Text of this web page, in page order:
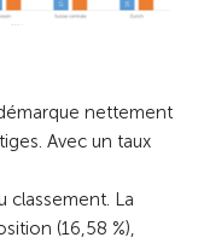
nettement
Avec un taux
classement. La
(16,58 %),